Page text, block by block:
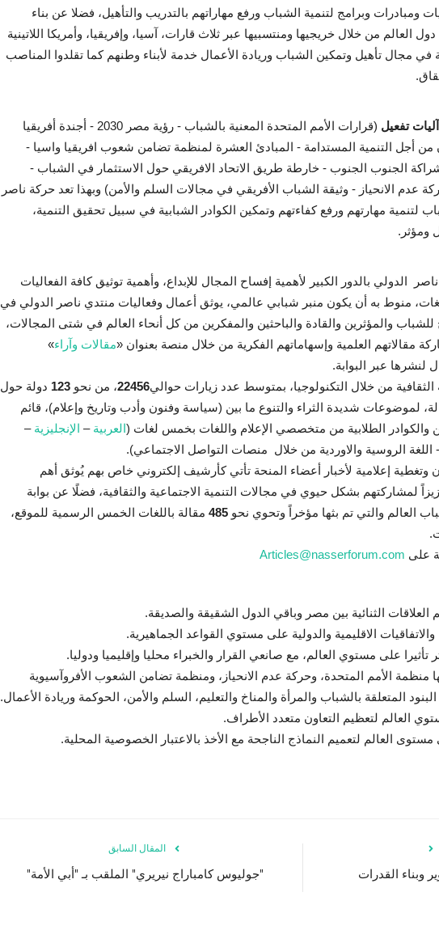
ومبادرات وبرامج لتنمية الشباب ورفع مهاراتهم بالتدريب والتأهيل، فضلا عن بناء
العالم من خلال خريجيها ومنتسبيها عبر ثلاث قارات، آسيا، وإفريقيا، وأمريكا اللاتينية
في مجال تأهيل وتمكين الشباب وريادة الأعمال خدمة لأبناء وطنهم كما تقلدوا المناصب
تفعيل
(قرارات الأمم المتحدة المعنية بالشباب - رؤية مصر 2030 - أجندة أفريقيا
من أجل التنمية المستدامة - المبادئ العشرة لمنظمة تضامن شعوب افريقيا واسيا -
التنمية المستدامة 2030 - شراكة الجنوب الجنوب - خارطة طريق الاتحاد الافريقي حول الاستثمار في الشباب -
عدم الانحياز - وثيقة الشباب الأفريقي في مجالات السلم والأمن) وبهذا تعد حركة ناصر
لتنمية مهارتهم ورفع كفاءتهم وتمكين الكوادر الشبابية في سبيل تحقيق التنمية،
ومؤثر.
الدولي بالدور الكبير لأهمية إفساح المجال للإبداع، وأهمية توثيق كافة الفعاليات
منوط به أن يكون منبر شبابي عالمي، يوثق أعمال وفعاليات منتدي ناصر الدولي في
والمؤثرين والقادة والباحثين والمفكرين من كل أنحاء العالم في شتى المجالات،
مقالاتهم العلمية وإسهاماتهم الفكرية من خلال منصة بعنوان «مقالات وآراء»
عبر البوابة.
الثقافية من خلال التكنولوجيا، بمتوسط عدد زيارات حوالي22456، من نحو
دولة حول
لموضوعات شديدة الثراء والتنوع ما بين (سياسة وفنون وأدب وتاريخ وإعلام)، قائم
والكوادر الطلابية من متخصصي الإعلام واللغات بخمس لغات (العربية – الإنجليزية –
- اللغة الروسية والاوردية من خلال منصات التواصل الاجتماعي).
وتغطية إعلامية لأخبار أعضاء المنحة تأتي كأرشيف إلكتروني خاص بهم يُوثق أهم
لمشاركتهم بشكل حيوي في مجالات التنمية الاجتماعية والثقافية، فضلًا عن بوابة
العالم والتي تم بثها مؤخراً وتحوي نحو 485 مقالة باللغات الخمس الرسمية للموقع،
على Articles@nasserforum.com
العلاقات الثنائية بين مصر وباقي الدول الشقيقة والصديقة.
والاتفاقيات الاقليمية والدولية على مستوي القواعد الجماهيرية.
تأثيرا على مستوي العالم، مع صانعي القرار والخبراء محليا وإقليميا ودوليا.
منظمة الأمم المتحدة، وحركة عدم الانحياز، ومنظمة تضامن الشعوب الأفروآسيوية
المتعلقة بالشباب والمرأة والمناخ والتعليم، السلم والأمن، الحوكمة وريادة الأعمال.
العالم لتعظيم التعاون متعدد الأطراف.
العالم لتعميم النماذج الناجحة مع الأخذ بالاعتبار الخصوصية المحلية.
المقال السابق
"جوليوس كامباراج نيريري" الملقب بـ "أبي الأمة" وبناء القدرات